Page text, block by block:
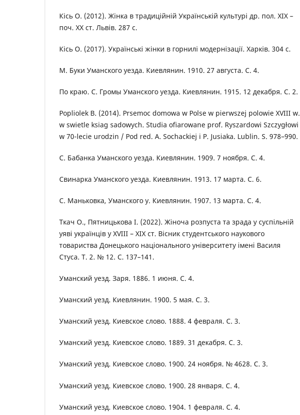
Кісь О. (2012). Жінка в традиційній Українській культурі др. пол. XIX –
поч. ХХ ст. Львів. 287 с.
Кісь О. (2017). Українські жінки в горнилі модернізації. Харків. 304 с.
М. Буки Уманского уезда. Киевлянин. 1910. 27 августа. С. 4.
По краю. С. Громы Уманского уезда. Киевлянин. 1915. 12 декабря. С. 2.
Popliolеk B. (2014). Prsemoc domowa w Polse w pierwszej polowie XVIII w.
w swietle ksiag sadowych. Studia ofiarowane prof. Ryszardowi Szczygłowi
w 70-lecie urodzin / Pod red. A. Sochackiej i P. Jusiaka. Lublin. S. 978–990.
С. Бабанка Уманского уезда. Киевлянин. 1909. 7 ноября. С. 4.
Свинарка Уманского уезда. Киевлянин. 1913. 17 марта. С. 6.
С. Маньковка, Уманского у. Киевлянин. 1907. 13 марта. С. 4.
Ткач О., Пятницькова І. (2022). Жіноча розпуста та зрада у суспільній
уяві українців у ХVIII – XIX ст. Вісник студентського наукового
товариства Донецького національного університету імені Василя
Стуса. Т. 2. № 12. С. 137–141.
Уманский уезд. Заря. 1886. 1 июня. С. 4.
Уманский уезд. Киевлянин. 1900. 5 мая. С. 3.
Уманский уезд. Киевское слово. 1888. 4 февраля. С. 3.
Уманский уезд. Киевское слово. 1889. 31 декабря. С. 3.
Уманский уезд. Киевское слово. 1900. 24 ноября. № 4628. С. 3.
Уманский уезд. Киевское слово. 1900. 28 января. С. 4.
Уманский уезд. Киевское слово. 1904. 1 февраля. С. 4.